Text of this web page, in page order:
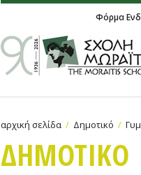
Φόρμα
αρχική σελίδα Δημοτικό
ΔΗΜΟΤΙΚΟ